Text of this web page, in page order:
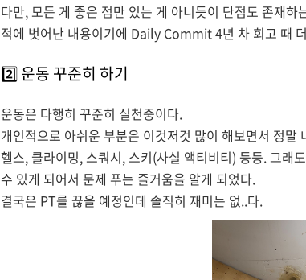
다만, 모든 게 좋은 점만 있는 게 아니듯이 단점도 존재
적에 벗어난 내용이기에 Daily Commit 4년 차 회고 때
2️⃣운동 꾸준히 하기
운동은 다행히 꾸준히 실천중이다.
개인적으로 아쉬운 부분은 이것저것 많이 해보면서 정
헬스, 클라이밍, 스쿼시, 스키(사실 액티비티) 등등. 그래
수 있게 되어서 문제 푸는 즐거움을 알게 되었다.
결국은 PT를 끊을 예정인데 솔직히 재미는 없..다.